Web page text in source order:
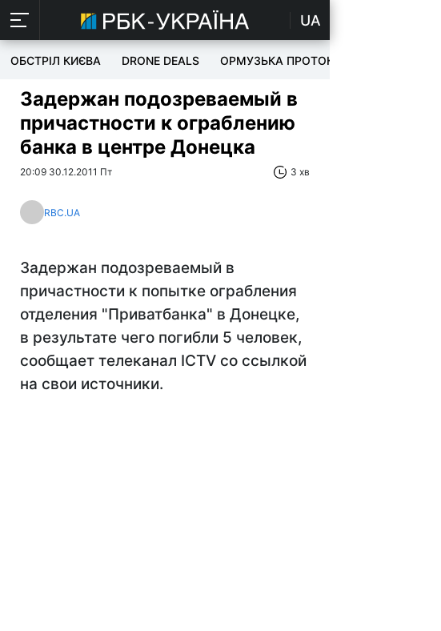
UA
ОБСТРІЛ КИЄВА DRONE DEALS ОРМУЗЬКА ПРОТОКА
Задержан подозреваемый в
причастности к ограблению
банка в центре Донецка
20:09 30.12.2011 Пт 3 хв
RBC.UA
Задержан подозреваемый в
причастности к попытке ограбления
отделения "Приватбанка" в Донецке,
в результате чего погибли 5 человек,
сообщает телеканал ICTV со ссылкой
на свои источники.